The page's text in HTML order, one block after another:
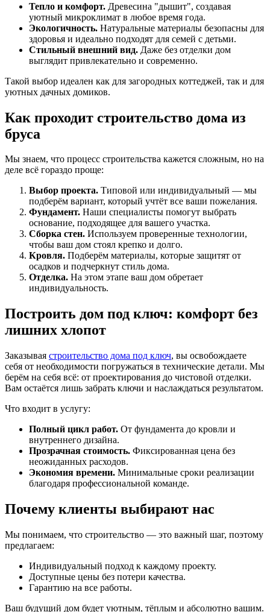
Тепло и комфорт. Древесина "дышит", создавая
уютный микроклимат в любое время года.
Экологичность. Натуральные материалы безопасны для
здоровья и идеально подходят для семей с детьми.
Стильный внешний вид. Даже без отделки дом
выглядит привлекательно и современно.
Такой выбор идеален как для загородных коттеджей, так и для
уютных дачных домиков.
Как проходит строительство дома из
бруса
Мы знаем, что процесс строительства кажется сложным, но на
деле всё гораздо проще:
Выбор проекта. Типовой или индивидуальный — мы
подберём вариант, который учтёт все ваши пожелания.
Фундамент. Наши специалисты помогут выбрать
основание, подходящее для вашего участка.
Сборка стен. Используем проверенные технологии,
чтобы ваш дом стоял крепко и долго.
Кровля. Подберём материалы, которые защитят от
осадков и подчеркнут стиль дома.
Отделка. На этом этапе ваш дом обретает
индивидуальность.
Построить дом под ключ: комфорт без
лишних хлопот
Заказывая строительство дома под ключ, вы освобождаете
себя от необходимости погружаться в технические детали. Мы
берём на себя всё: от проектирования до чистовой отделки.
Вам остаётся лишь забрать ключи и наслаждаться результатом.
Что входит в услугу:
Полный цикл работ. От фундамента до кровли и
внутреннего дизайна.
Прозрачная стоимость. Фиксированная цена без
неожиданных расходов.
Экономия времени. Минимальные сроки реализации
благодаря профессиональной команде.
Почему клиенты выбирают нас
Мы понимаем, что строительство — это важный шаг, поэтому
предлагаем:
Индивидуальный подход к каждому проекту.
Доступные цены без потери качества.
Гарантию на все работы.
Ваш будущий дом будет уютным, тёплым и абсолютно вашим.